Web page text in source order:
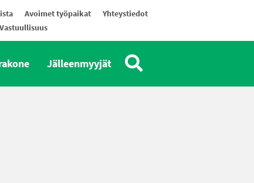
Avoimet työpaikat
Yhteystiedot
Vastuullisuus
Jälleenmyyjät